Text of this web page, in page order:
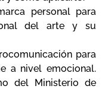
personal para
del arte y su
para
a nivel emocional.
del Ministerio de